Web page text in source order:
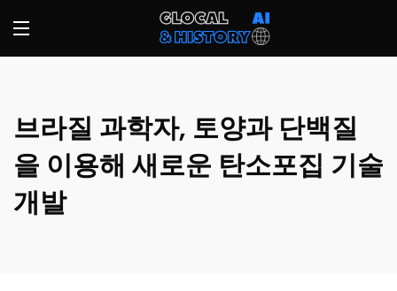
브라질 과학자, 토양과 단백질
을 이용해 새로운 탄소포집 기술
개발